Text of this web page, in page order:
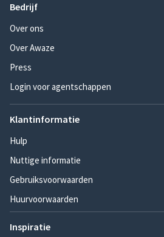
Bedrijf
Over ons
Over Awaze
Press
Login voor agentschappen
Klantinformatie
Hulp
Nuttige informatie
Gebruiksvoorwaarden
Huurvoorwaarden
Inspiratie